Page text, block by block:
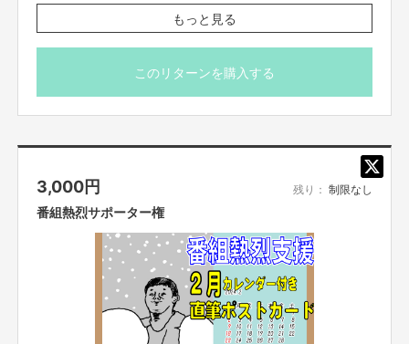
※番組制作費に充てさせていただきます
※サイズ A4（210mm×297ｍｍ）
※送料はご支援額に含まれております。
※国内発送のみに限らせていただきます。
もっと見る
このリターンを購入する
3,000円 残り： 制限なし
番組熱烈サポーター権